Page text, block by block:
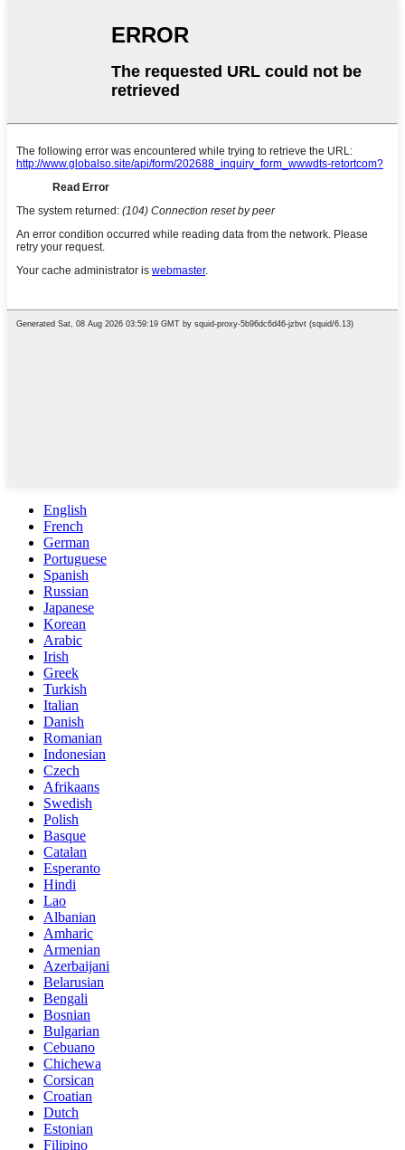
English
French
German
Portuguese
Spanish
Russian
Japanese
Korean
Arabic
Irish
Greek
Turkish
Italian
Danish
Romanian
Indonesian
Czech
Afrikaans
Swedish
Polish
Basque
Catalan
Esperanto
Hindi
Lao
Albanian
Amharic
Armenian
Azerbaijani
Belarusian
Bengali
Bosnian
Bulgarian
Cebuano
Chichewa
Corsican
Croatian
Dutch
Estonian
Filipino